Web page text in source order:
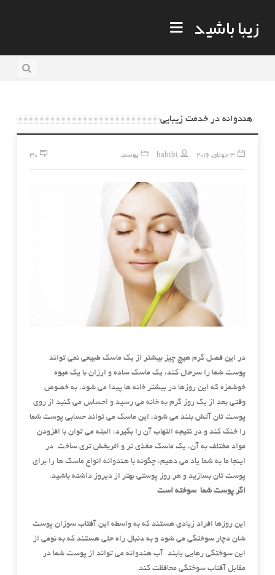
زیبا باشید
هندوانه در خدمت زیبایی
3 جولای, 2016 habibi پوست 30
در این فصل گرم هیچ چیز بیشتر از یک ماسک طبیعی نمی تواند
پوست شما را سرحال کند، یک ماسک ساده و ارزان با یک میوه
خوشمزه که این روزها در بیشتر خانه ها پیدا می شود، به خصوص
وقتی بعد از یک روز گرم به خانه می رسید و احساس می کنید از روی
پوست تان آتش بلند می شود، این ماسک می تواند حسابی پوست شما
را خنک کند و در نتیجه التهاب آن را بگیرد، البته می توان با افزودن
مواد مختلف به آن، یک ماسک مغذی تر و اثربخش تری ساخت. در
اینجا ما به شما یاد می دهیم، چگونه با هندوانه انواع ماسک ها را برای
پوست تان بسازید و هر روز پوستی بهتر از دیروز داشته باشید.
اگر پوست شما سوخته است
این روزها افراد زیادی هستند که به واسطه این آفتاب سوزان پوست
شان دچار سوختگی می شود و به دنبال راه حلی هستند که به نوعی از
این سوختگی رهایی یابند. آب هندوانه می تواند از پوست شما در
مقابل آفتاب سوختگی محافظت کند.